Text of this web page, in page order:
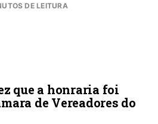
DE LEITURA
que a honraria foi
de Vereadores do